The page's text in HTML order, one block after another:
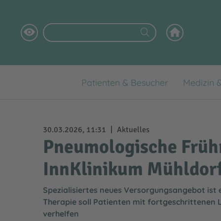
Patienten & Besucher
Babygalerie
Virtueller Rundgang
Selbsthilfegruppen
Patientensicherheit
Händehygiene
Medizin
Medizinische Versorgungszentren
Fortbildungen
Ausbildung
Praktikum / Hospitation / FSJ
Klinikleitung
Pflege
Daten & Fakten
Klinikhygiene
Labor
30.03.2026, 11:31 Aktuelles
Pneumologische
InnKlinikum
Spezialisiertes neues Versorgungsangebot
Therapie soll Patienten mit fortgeschrittenen
verhelfen